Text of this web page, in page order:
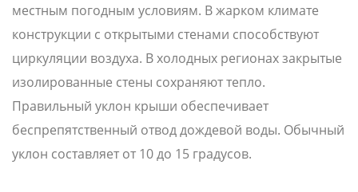
местным погодным условиям. В жарком климате
конструкции с открытыми стенами способствуют
циркуляции воздуха. В холодных регионах закрытые
изолированные стены сохраняют тепло.
Правильный уклон крыши обеспечивает
беспрепятственный отвод дождевой воды. Обычный
уклон составляет от 10 до 15 градусов.